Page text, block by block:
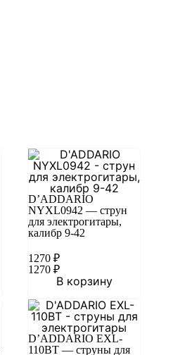
D’ADDARIO
NYXL0942 — струн
для электрогитары,
калибр 9-42
1270 ₽
1270 ₽
В корзину
D’ADDARIO EXL-
110BT — струны для